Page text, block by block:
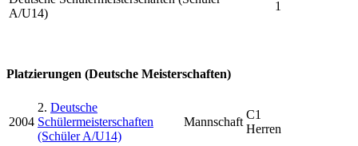
A/U14)
1
Platzierungen (Deutsche Meisterschaften)
2004
2. Deutsche
Schülermeisterschaften
(Schüler A/U14)
Mannschaft
C1
Herren